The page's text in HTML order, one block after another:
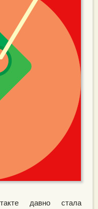
давно стала